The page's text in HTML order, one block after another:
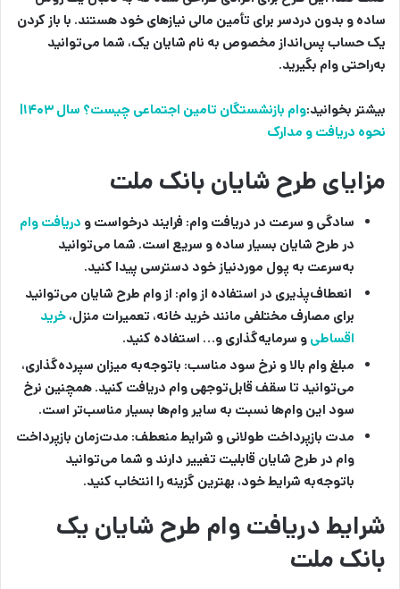
ساده و بدون دردسر برای تأمین مالی نیازهای خود هستند. با باز کردن
یک حساب پس‌انداز مخصوص به نام شایان یک، شما می‌توانید
به‌راحتی وام بگیرید.
بیشتر بخوانید:
وام بازنشستگان تامین اجتماعی چیست؟ سال ۱۴۰۳|
نحوه دریافت و مدارک
مزایای طرح شایان بانک ملت
سادگی و سرعت در دریافت وام: فرایند درخواست و دریافت وام
در طرح شایان بسیار ساده و سریع است. شما می‌توانید
به‌سرعت به پول موردنیاز خود دسترسی پیدا کنید.
انعطاف‌پذیری در استفاده از وام: از وام طرح شایان می‌توانید
برای مصارف مختلفی مانند خرید خانه، تعمیرات منزل،خرید
اقساطیو سرمایه‌گذاری و… استفاده کنید.
مبلغ وام بالا و نرخ سود مناسب: باتوجه‌به میزان سپرده‌گذاری،
می‌توانید تا سقف قابل‌توجهی وام دریافت کنید. همچنین نرخ
سود این وام‌ها نسبت به سایر وام‌ها بسیار مناسب‌تر است.
مدت بازپرداخت طولانی و شرایط منعطف: مدت‌زمان بازپرداخت
وام در طرح شایان قابلیت تغییر دارند و شما می‌توانید
باتوجه‌به شرایط خود، بهترین گزینه را انتخاب کنید.
شرایط دریافت وام طرح شایان یک
بانک ملت